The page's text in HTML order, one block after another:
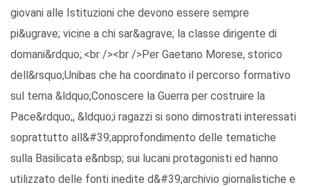
giovani alle Istituzioni che devono essere sempre
pi&ugrave; vicine a chi sar&agrave; la classe dirigente di
domani&rdquo;.<br /><br />Per Gaetano Morese, storico
dell&rsquo;Unibas che ha coordinato il percorso formativo
sul tema &ldquo;Conoscere la Guerra per costruire la
Pace&rdquo;, &ldquo;i ragazzi si sono dimostrati interessati
soprattutto all&#39;approfondimento delle tematiche
sulla Basilicata e&nbsp; sui lucani protagonisti ed hanno
utilizzato delle fonti inedite d&#39;archivio giornalistiche e